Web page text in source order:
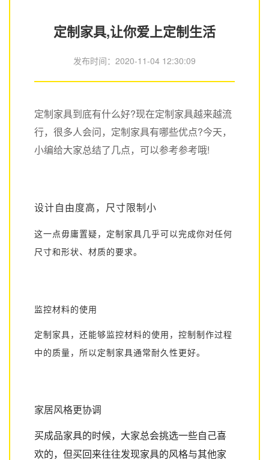
定制家具,让你爱上定制生活
发布时间： 2020-11-04 12:30:09
定制家具到底有什么好?现在定制家具越来越流
行，很多人会问，定制家具有哪些优点?今天，
小编给大家总结了几点，可以参考参考哦!
设计自由度高，尺寸限制小
这一点毋庸置疑，定制家具几乎可以完成你对任何
尺寸和形状、材质的要求。
监控材料的使用
定制家具，还能够监控材料的使用，控制制作过程
中的质量，所以定制家具通常耐久性更好。
家居风格更协调
买成品家具的时候，大家总会挑选一些自己喜
欢的，但买回来往往发现家具的风格与其他家